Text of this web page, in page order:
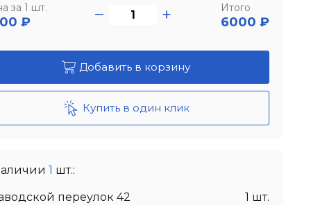
за 1 шт.
₽
Итого
6000 ₽
Добавить в корзину
Купить в один клик
1 шт.:
переулок 42 1 шт.